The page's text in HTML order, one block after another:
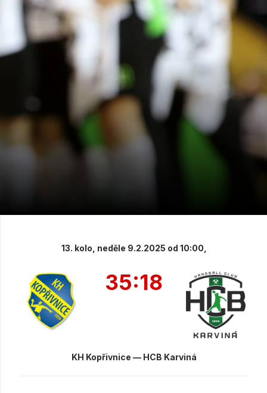
13. kolo, neděle 9.2.2025 od 10:00,
35:18
KH Kopřivnice — HCB Karviná